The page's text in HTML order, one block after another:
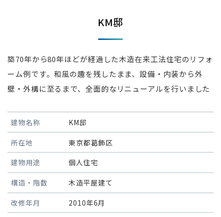
KM邸
築70年から80年ほどが経過した木造在来工法住宅のリフォ
ーム例です。和風の趣を残したまま、設備・内装から外
壁・外構に至るまで、全面的なリニューアルを行いました
建物名称 KM邸
所在地 東京都葛飾区
建物用途 個人住宅
構造・階数 木造平屋建て
改修年月 2010年6月